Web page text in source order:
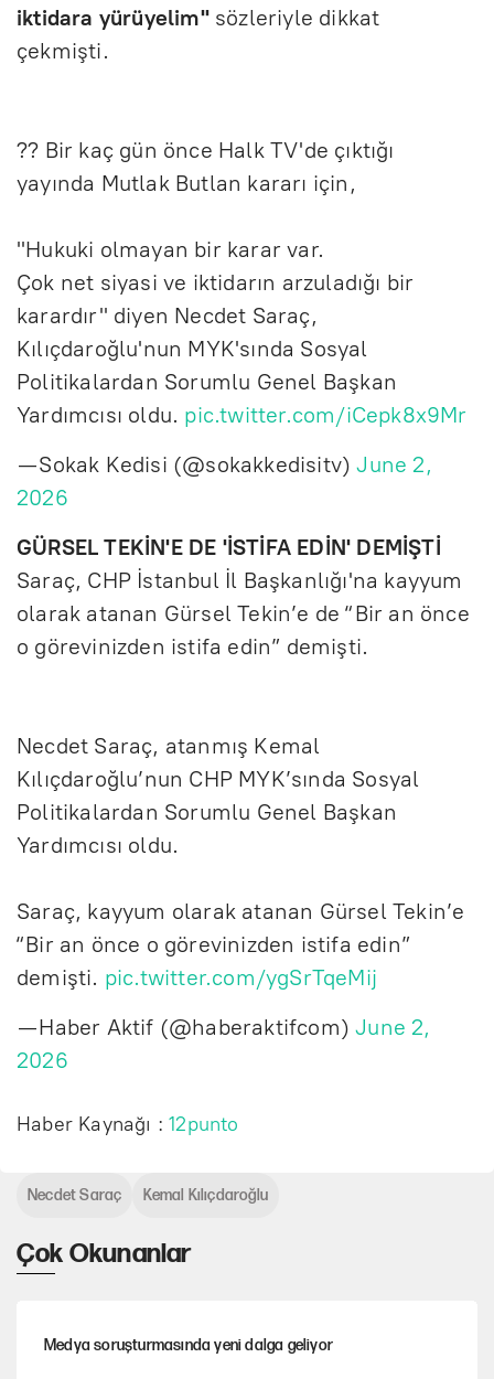
iktidara yürüyelim"sözleriyle dikkat
çekmişti.
?? Bir kaç gün önce Halk TV'de çıktığı
yayında Mutlak Butlan kararı için,
"Hukuki olmayan bir karar var.
Çok net siyasi ve iktidarın arzuladığı bir
karardır" diyen Necdet Saraç,
Kılıçdaroğlu'nun MYK'sında Sosyal
Politikalardan Sorumlu Genel Başkan
Yardımcısı oldu. pic.twitter.com/iCepk8x9Mr
— Sokak Kedisi (@sokakkedisitv)June 2,
2026
GÜRSEL TEKİN'E DE 'İSTİFA EDİN' DEMİŞTİ
Saraç, CHP İstanbul İl Başkanlığı'na kayyum
olarak atanan Gürsel Tekin’e de “Bir an önce
o görevinizden istifa edin” demişti.
Necdet Saraç, atanmış Kemal
Kılıçdaroğlu’nun CHP MYK’sında Sosyal
Politikalardan Sorumlu Genel Başkan
Yardımcısı oldu.
Saraç, kayyum olarak atanan Gürsel Tekin’e
“Bir an önce o görevinizden istifa edin”
demişti. pic.twitter.com/ygSrTqeMij
— Haber Aktif (@haberaktifcom)June 2,
2026
Haber Kaynağı :12punto
Çok Okunanlar
Medya soruşturmasında yeni dalga geliyor
Necdet Saraç Kemal Kılıçdaroğlu